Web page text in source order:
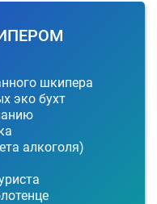
шкипера
эко бухт
алкоголя)